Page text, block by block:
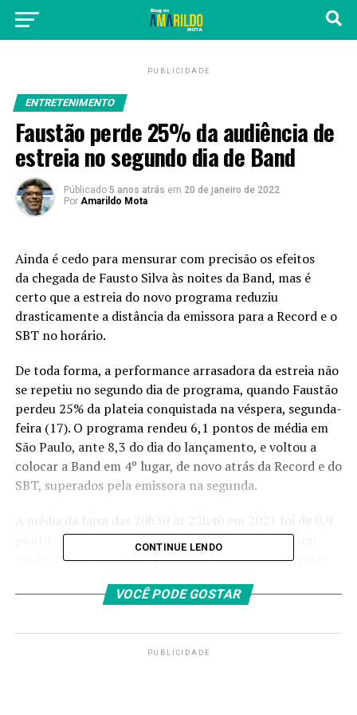
PUBLICIDADE
ENTRETENIMENTO
Faustão perde 25% da audiência de
estreia no segundo dia de Band
Públicado 5 anos atrás em 20 de janeiro de 2022
Por Amarildo Mota
Ainda é cedo para mensurar com precisão os efeitos
dachegada de Fausto Silva às noites da Band, mas é
certo que a estreia do novo programa reduziu
drasticamente a distância da emissora para a Record e o
SBT no horário.
De toda forma, a performance arrasadora da estreia não
se repetiu no segundo dia de programa, quando Faustão
perdeu 25% da plateia conquistada na véspera, segunda-
feira (17). O programa rendeu 6,1 pontos de média em
São Paulo, ante 8,3 do dia do lançamento, e voltou a
colocar a Band em 4º lugar, de novo atrás da Record e do
SBT, superados pela emissora na segunda.
ponto –daí a certeza de que “Faustão na Band” é um
ganho para a emissora, que graças apresentador, pode
Soares, que pagava paraocupar o espaço das 21h às 22h
Nesse movimento, a Record, que tinha ficado em 4º na
segunda-feira, atrás do SBT, reassumiu a vice-liderança,
CONTINUE LENDO
VOCÊ PODE GOSTAR
PUBLICIDADE